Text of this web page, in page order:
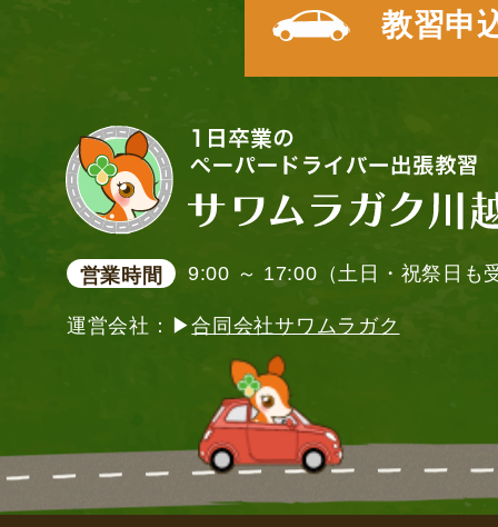
教習申
営業時間 9:00 ～ 17:00（土日・祝祭日も
運営会社：▶合同会社サワムラガク